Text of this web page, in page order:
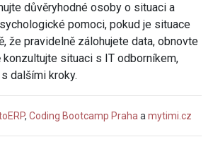
důvěryhodné osoby o situaci a
pomoci, pokud je situace
že pravidelně zálohujete data, obnovte
situaci s IT odborníkem,
dalšími kroky.
, Coding Bootcamp Praha a mytimi.cz